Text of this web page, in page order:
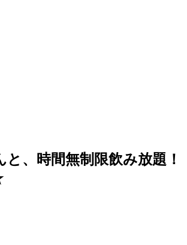
、時間無制限飲み放題！